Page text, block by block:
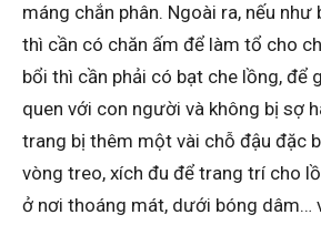
máng chắn phân. Ngoài ra, nếu như
thì cần có chăn ấm để làm tổ cho
bổi thì cần phải có bạt che lồng, để
quen với con người và không bị sợ
trang bị thêm một vài chỗ đậu đặc
vòng treo, xích đu để trang trí cho
ở nơi thoáng mát, dưới bóng dâm…